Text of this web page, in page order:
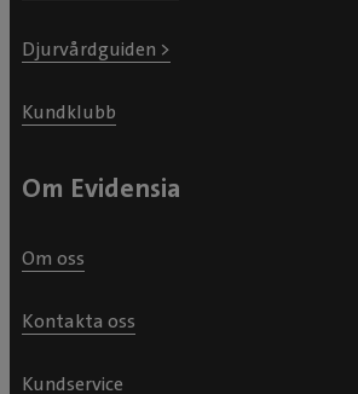
Djurvårdguiden >
Kundklubb
Om Evidensia
Om oss
Kontakta oss
Kundservice